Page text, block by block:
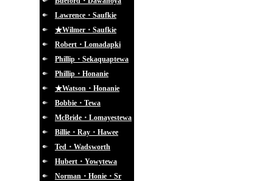
Lawrence・Saufkie
★Wilmer・Saufkie
Robert・Lomadapki
Phillip・Sekaquaptewa
Phillip・Honanie
★Watson・Honanie
Bobbie・Tewa
McBride・Lomayestewa
Billie・Ray・Hawee
Ted・Wadsworth
Hubert・Yowytewa
Norman・Honie・Sr